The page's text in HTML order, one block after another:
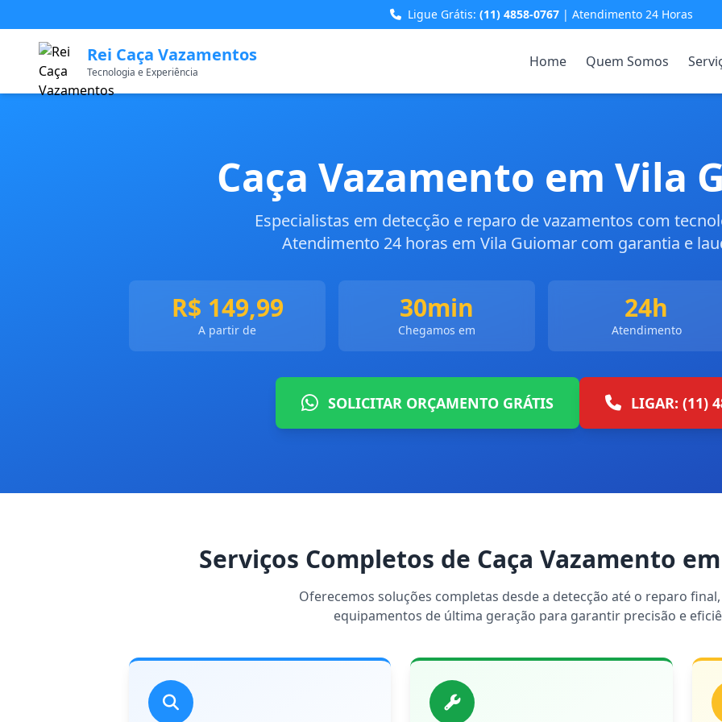
Ligue Grátis: (11) 4858-0767 | Atendimento 24 Horas
Rei Caça Vazamentos
Tecnologia e Experiência
Home Quem Somos
Caça Vazamento em Vila
Especialistas em detecção e reparo de vazamentos com
Atendimento 24 horas em Vila Guiomar com garantia e
R$ 149,99
A partir de
30min
Chegamos em
24h
Atendimento
SOLICITAR ORÇAMENTO GRÁTIS LIGAR: (11)
Serviços Completos de Caça Vazamento
Oferecemos soluções completas desde a detecção até o reparo
equipamentos de última geração para garantir precisão e